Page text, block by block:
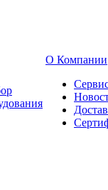
О Компании